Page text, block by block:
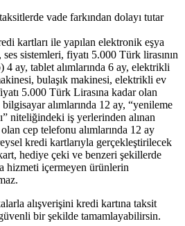
vade farkından dolayı tutar
kartları ile yapılan elektronik eşya
sistemleri, fiyatı 5.000 Türk lirasının
ay, tablet alımlarında 6 ay, elektrikli
bulaşık makinesi, elektrikli ev
5.000 Türk Lirasına kadar olan
alımlarında 12 ay, “yenileme
niteliğindeki iş yerlerinden alınan
cep telefonu alımlarında 12 ay
kredi kartlarıyla gerçekleştirilecek
hediye çeki ve benzeri şekillerde
hizmeti içermeyen ürünlerin
alışverişini kredi kartına taksit
bir şekilde tamamlayabilirsin.